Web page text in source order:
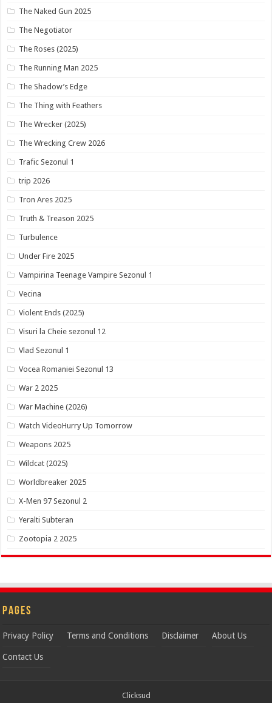
The Naked Gun 2025
The Negotiator
The Roses (2025)
The Running Man 2025
The Shadow’s Edge
The Thing with Feathers
The Wrecker (2025)
The Wrecking Crew 2026
Trafic Sezonul 1
trip 2026
Tron Ares 2025
Truth & Treason 2025
Turbulence
Under Fire 2025
Vampirina Teenage Vampire Sezonul 1
Vecina
Violent Ends (2025)
Visuri la Cheie sezonul 12
Vlad Sezonul 1
Vocea Romaniei Sezonul 13
War 2 2025
War Machine (2026)
Watch VideoHurry Up Tomorrow
Weapons 2025
Wildcat (2025)
Worldbreaker 2025
X-Men 97 Sezonul 2
Yeralti Subteran
Zootopia 2 2025
Pages
Privacy Policy Terms and Conditions Disclaimer About Us
Contact Us
Clicksud